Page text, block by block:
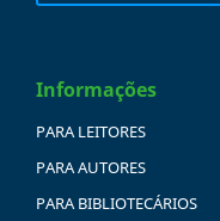
Informações
PARA LEITORES
PARA AUTORES
PARA BIBLIOTECÁRIOS